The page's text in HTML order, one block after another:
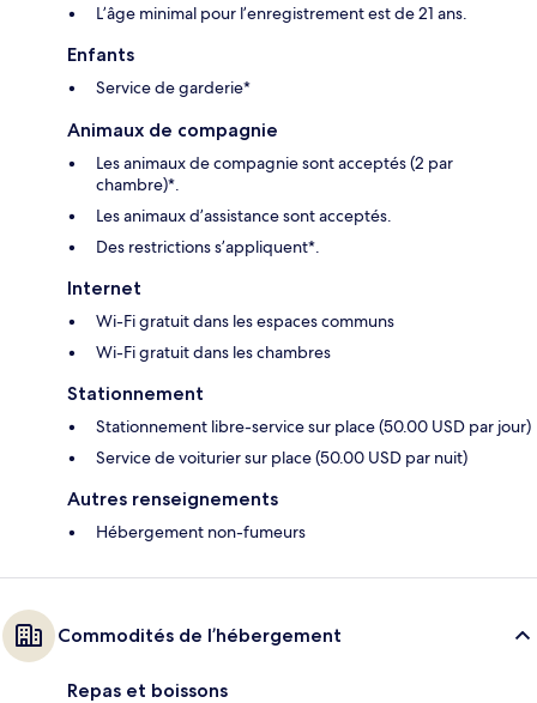
L’âge minimal pour l’enregistrement est de 21 ans.
Enfants
Service de garderie*
Animaux de compagnie
Les animaux de compagnie sont acceptés (2 par
chambre)*.
Les animaux d’assistance sont acceptés.
Des restrictions s’appliquent*.
Internet
Wi-Fi gratuit dans les espaces communs
Wi-Fi gratuit dans les chambres
Stationnement
Stationnement libre-service sur place (50.00 USD par jour)
Service de voiturier sur place (50.00 USD par nuit)
Autres renseignements
Hébergement non-fumeurs
Commodités de l’hébergement
Repas et boissons